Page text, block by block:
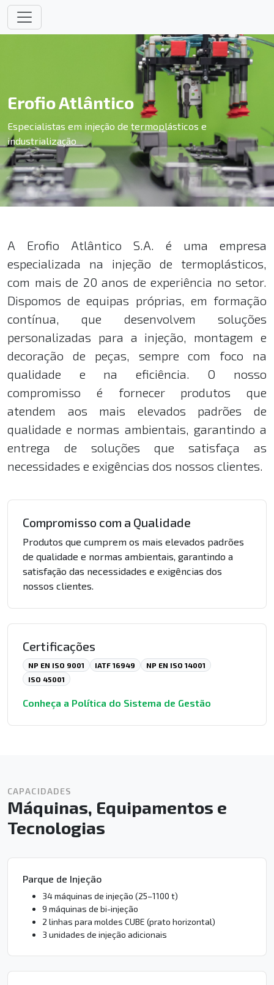
Erofio Atlântico
Especialistas em injeção de termoplásticos e
industrialização
A Erofio Atlântico S.A. é uma empresa
especializada na injeção de termoplásticos,
com mais de 20 anos de experiência no setor.
Dispomos de equipas próprias, em formação
contínua, que desenvolvem soluções
personalizadas para a injeção, montagem e
decoração de peças, sempre com foco na
qualidade e na eficiência. O nosso
compromisso é fornecer produtos que
atendem aos mais elevados padrões de
qualidade e normas ambientais, garantindo a
entrega de soluções que satisfaça as
necessidades e exigências dos nossos clientes.
Compromisso com a Qualidade
Produtos que cumprem os mais elevados padrões
de qualidade e normas ambientais, garantindo a
satisfação das necessidades e exigências dos
nossos clientes.
Certificações
NP EN ISO 9001 IATF 16949
NP EN ISO 14001
ISO 45001
Conheça a Política do Sistema de Gestão
CAPACIDADES
Máquinas, Equipamentos e
Tecnologias
Parque de Injeção
34 máquinas de injeção (25–1100 t)
9 máquinas de bi-injeção
2 linhas para moldes CUBE (prato horizontal)
3 unidades de injeção adicionais